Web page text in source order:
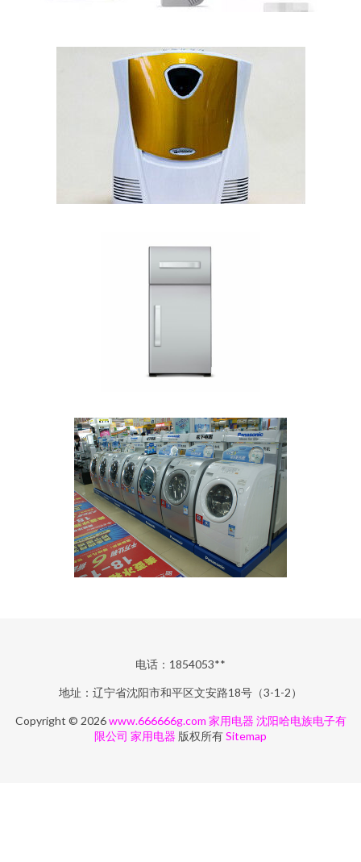
电话：1854053**
地址：辽宁省沈阳市和平区文安路18号（3-1-2）
Copyright © 2026www.666666g.com 家用电器 沈阳哈电族电子有
限公司 家用电器 版权所有Sitemap